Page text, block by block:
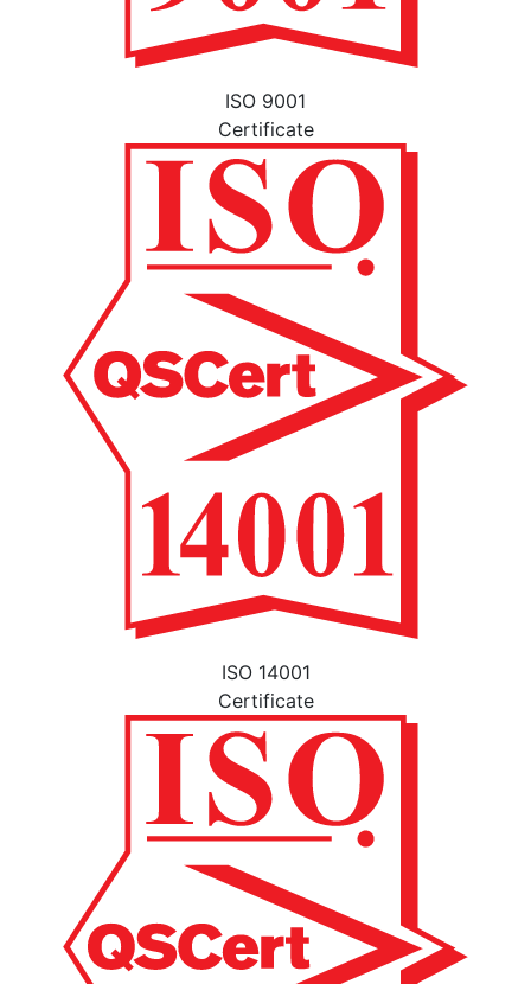
ISO 9001
Certificate
ISO 14001
Certificate